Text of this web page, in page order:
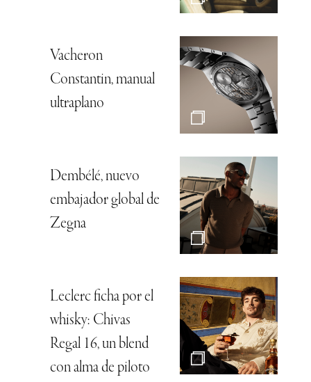
Vacheron
Constantin, manual
ultraplano
Dembélé, nuevo
embajador global de
Zegna
Leclerc ficha por el
whisky: Chivas
Regal 16, un blend
con alma de piloto